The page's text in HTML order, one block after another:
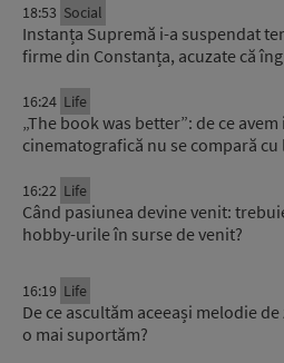
18:53 Social
Instanța Supremă i-a suspendat
firme din Constanța, acuzate că
16:24 Life
„The book was better”: de ce
cinematografică nu se compară cu
16:22 Life
Când pasiunea devine venit:
hobby-urile în surse de venit?
16:19 Life
De ce ascultăm aceeași melodie
o mai suportăm?